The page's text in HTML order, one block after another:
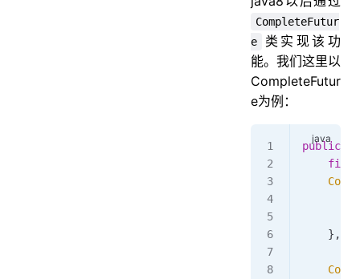
CompleteFutur
e
类实现该功
能。我们这里以
CompleteFutur
e为例：
public
    final
},